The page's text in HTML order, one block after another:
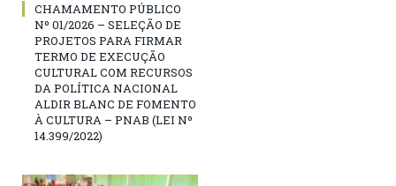
CHAMAMENTO PÚBLICO
Nº 01/2026 – SELEÇÃO DE
PROJETOS PARA FIRMAR
TERMO DE EXECUÇÃO
CULTURAL COM RECURSOS
DA POLÍTICA NACIONAL
ALDIR BLANC DE FOMENTO
À CULTURA – PNAB (LEI Nº
14.399/2022)